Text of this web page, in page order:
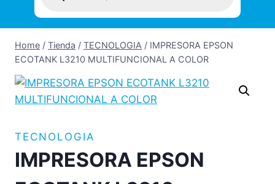
Home / Tienda / TECNOLOGIA / IMPRESORA EPSON
ECOTANK L3210 MULTIFUNCIONAL A COLOR
TECNOLOGIA
IMPRESORA EPSON